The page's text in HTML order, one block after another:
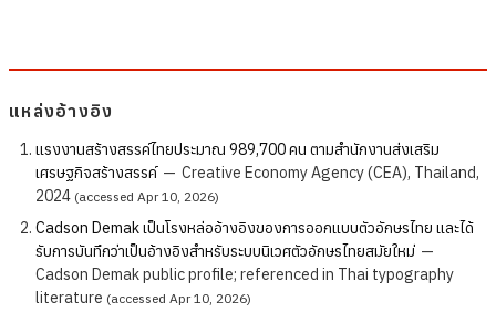
แหล่งอ้างอิง
แรงงานสร้างสรรค์ไทยประมาณ 989,700 คน ตามสำนักงานส่งเสริม
เศรษฐกิจสร้างสรรค์ — Creative Economy Agency (CEA), Thailand,
2024 (accessed Apr 10, 2026)
Cadson Demak เป็นโรงหล่ออ้างอิงของการออกแบบตัวอักษรไทย และได้
รับการบันทึกว่าเป็นอ้างอิงสำหรับระบบนิเวศตัวอักษรไทยสมัยใหม่ —
Cadson Demak public profile; referenced in Thai typography
literature (accessed Apr 10, 2026)